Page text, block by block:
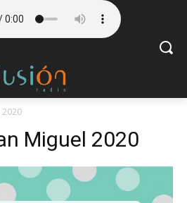
2020
Miguel 2020